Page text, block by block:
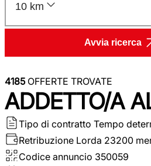
10 km
Avvia ricerca
4185OFFERTE TROVATE
ADDETTO/A
Tipo di contratto Tempo
Retribuzione Lorda 23200
Codice annuncio 350059